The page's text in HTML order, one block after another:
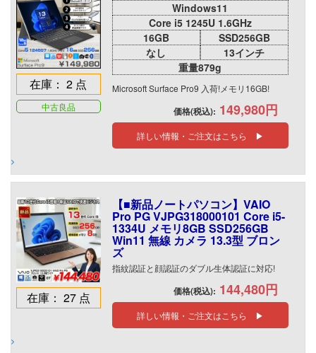
在庫： 2 点
中古良品
Windows11
Core i5 1245U 1.6GHz
16GB
SSD256GB
なし
13インチ
重量879g
Microsoft Surface Pro9 入荷!メモリ16GB!
価格(税込): 149,980円
詳しい情報・ご注文はこちら ▶
在庫： 27 点
【■新品ノートパソコン】VAIO
Pro PG VJPG318000101 Core i5-
1334U メモリ8GB SSD256GB
Win11 無線 カメラ 13.3型 ブロン
ズ
指紋認証と顔認証のダブル生体認証に対応!
価格(税込): 144,480円
詳しい情報・ご注文はこちら ▶